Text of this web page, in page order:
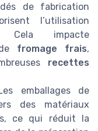
de fabrication
l’utilisation
Cela impacte
fromage frais,
recettes
emballages de
des matériaux
ce qui réduit la